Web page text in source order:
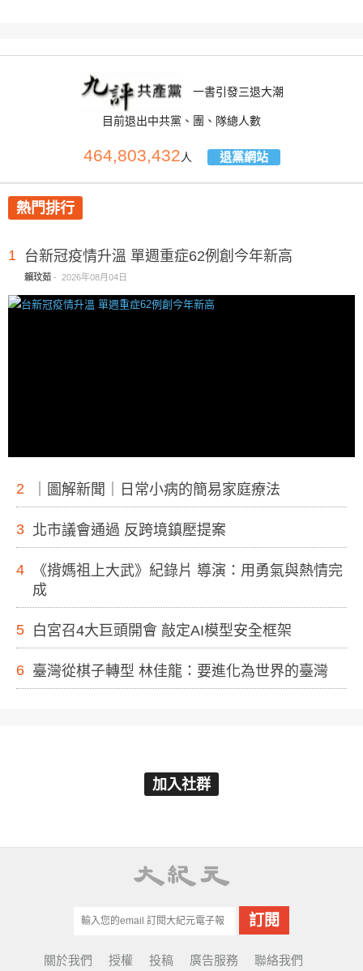
一書引發三退大潮
目前退出中共黨、團、隊總人數
464,803,432人 退黨網站
熱門排行
1 台新冠疫情升溫 單週重症62例創今年新高
賴玟茹 - 2026年08月04日
2 ｜圖解新聞｜日常小病的簡易家庭療法
3 北市議會通過 反跨境鎮壓提案
4
《揹媽祖上大武》紀錄片 導演：用勇氣與熱情完
成
5 白宮召4大巨頭開會 敲定AI模型安全框架
6 臺灣從棋子轉型 林佳龍：要進化為世界的臺灣
加入社群
關於我們 授權 投稿 廣告服務 聯絡我們